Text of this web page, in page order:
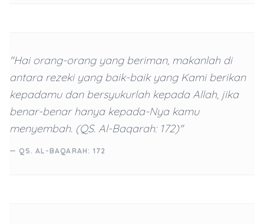
"Hai orang-orang yang beriman, makanlah di
antara rezeki yang baik-baik yang Kami berikan
kepadamu dan bersyukurlah kepada Allah, jika
benar-benar hanya kepada-Nya kamu
menyembah. (QS. Al-Baqarah: 172)"
— QS. AL-BAQARAH: 172